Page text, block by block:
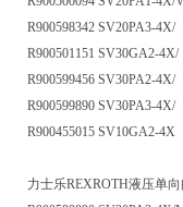
R900598342 SV20PA3-4X/
R900501151 SV30GA2-4X/
R900599456 SV30PA2-4X/
R900599890 SV30PA3-4X/
R900455015 SV10GA2-4X
力士乐REXROTH液压单